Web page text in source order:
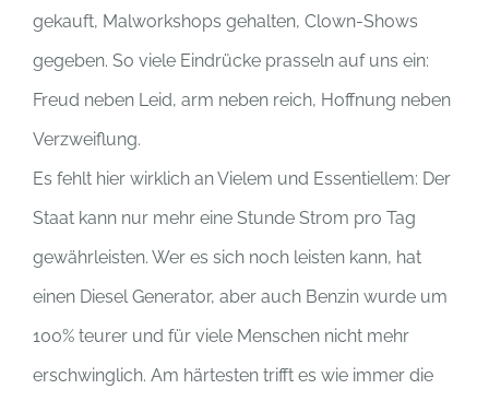
gekauft, Malworkshops gehalten, Clown-Shows
gegeben. So viele Eindrücke prasseln auf uns ein:
Freud neben Leid, arm neben reich, Hoffnung neben
Verzweiflung.
Es fehlt hier wirklich an Vielem und Essentiellem: Der
Staat kann nur mehr eine Stunde Strom pro Tag
gewährleisten. Wer es sich noch leisten kann, hat
einen Diesel Generator, aber auch Benzin wurde um
100% teurer und für viele Menschen nicht mehr
erschwinglich. Am härtesten trifft es wie immer die